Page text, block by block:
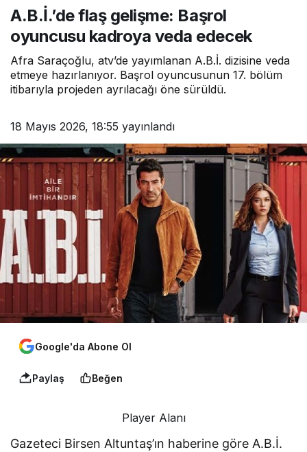
edecek
A.B.İ.’de flaş gelişme: Başrol
oyuncusu kadroya veda edecek
Afra Saraçoğlu, atv’de yayımlanan A.B.İ. dizisine veda
etmeye hazırlanıyor. Başrol oyuncusunun 17. bölüm
itibarıyla projeden ayrılacağı öne sürüldü.
18 Mayıs 2026, 18:55 yayınlandı
Google'da Abone Ol
Paylaş Beğen
Player Alanı
Gazeteci Birsen Altuntaş’ın haberine göre A.B.İ.